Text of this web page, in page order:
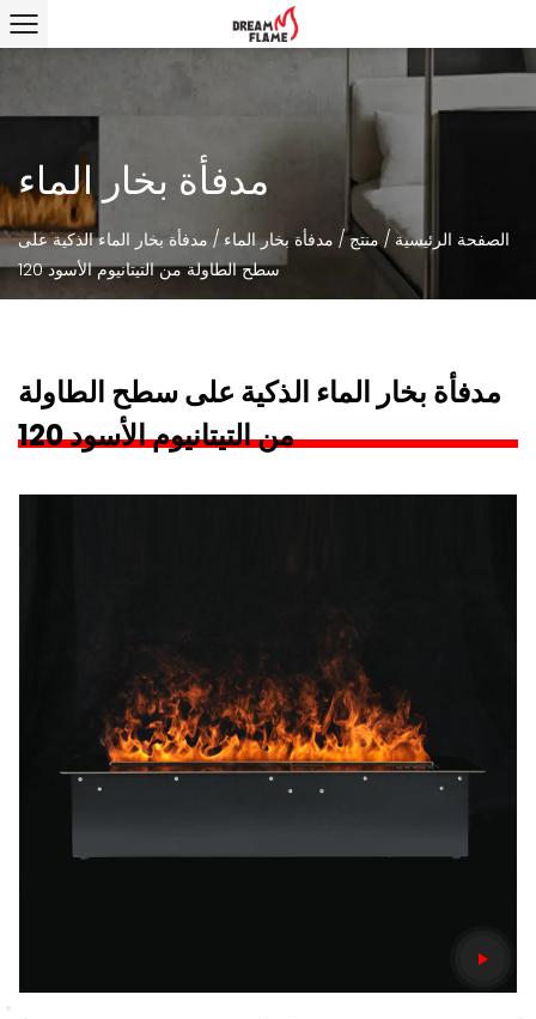
مدفأة بخار الماء
الصفحة الرئيسية / منتج/ مدفأة بخار الماء /مدفأة بخار الماء الذكية على
سطح الطاولة من التيتانيوم الأسود 120
مدفأة بخار الماء الذكية على سطح الطاولة
من التيتانيوم الأسود 120